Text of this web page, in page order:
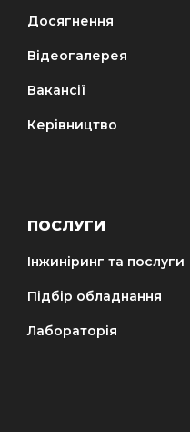
Досягнення
Відеогалерея
Вакансії
Керівництво
ПОСЛУГИ
Інжиніринг та послуги
Підбір обладнання
Лабораторія